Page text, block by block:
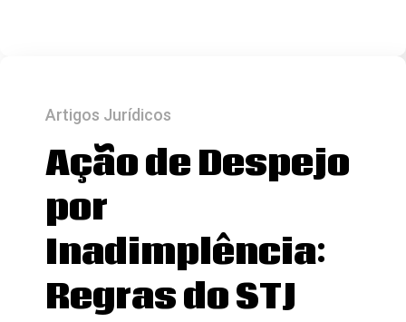
Artigos Jurídicos
Ação de Despejo
por
Inadimplência:
Regras do STJ